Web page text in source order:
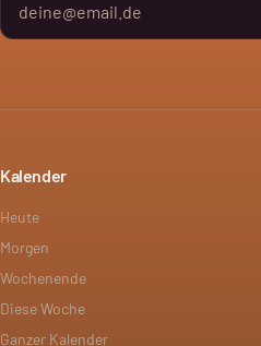
Kalender
Heute
Morgen
Wochenende
Diese Woche
Ganzer Kalender